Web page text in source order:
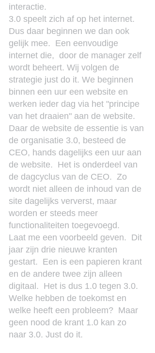
interactie.
3.0 speelt zich af op het internet.
Dus daar beginnen we dan ook
gelijk mee.  Een eenvoudige
internet die,  door de manager zelf
wordt beheert. Wij volgen de
strategie just do it. We beginnen
binnen een uur een website en
werken ieder dag via het "principe
van het draaien" aan de website.
Daar de website de essentie is van
de organisatie 3.0, besteed de
CEO, hands dagelijks een uur aan
de website.  Het is onderdeel van
de dagcyclus van de CEO.  Zo
wordt niet alleen de inhoud van de
site dagelijks ververst, maar
worden er steeds meer
functionaliteiten toegevoegd.
Laat me een voorbeeld geven.  Dit
jaar zijn drie nieuwe kranten
gestart.  Een is een papieren krant
en de andere twee zijn alleen
digitaal.  Het is dus 1.0 tegen 3.0.
Welke hebben de toekomst en
welke heeft een probleem?  Maar
geen nood de krant 1.0 kan zo
naar 3.0. Just do it.